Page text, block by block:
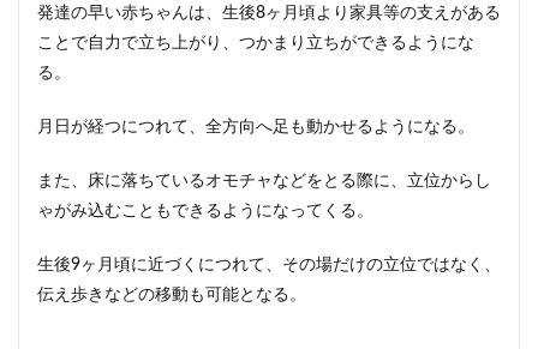
発達の早い赤ちゃんは、生後8ヶ月頃より家具等の支えがある
ことで自力で立ち上がり、つかまり立ちができるようにな
る。
月日が経つにつれて、全方向へ足も動かせるようになる。
また、床に落ちているオモチャなどをとる際に、立位からし
ゃがみ込むこともできるようになってくる。
生後9ヶ月頃に近づくにつれて、その場だけの立位ではなく、
伝え歩きなどの移動も可能となる。